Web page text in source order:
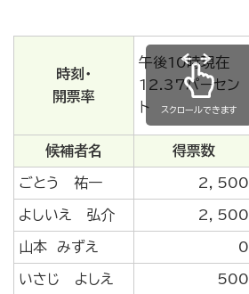
時刻・
開票率
午後10時現在
12.37パーセン
ト
候補者名 得票数
ごとう 祐一 2，500
よしいえ 弘介 2，500
山本 みずえ 0
いさじ よしえ 500
スクロールできます